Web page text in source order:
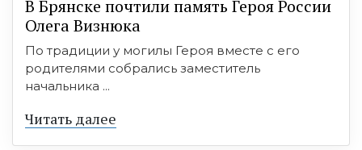
В Брянске почтили память Героя России
Олега Визнюка
По традиции у могилы Героя вместе с его
родителями собрались заместитель
начальника ...
Читать далее